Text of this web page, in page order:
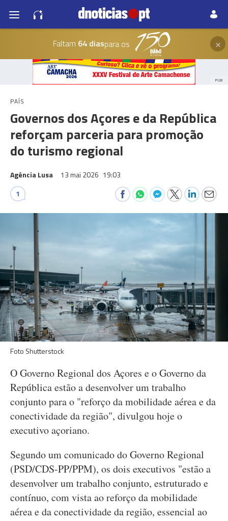
Faltam 64 diaspara os ×
PUB
PAÍS
Governos dos Açores e da República
reforçam parceria para promoção
do turismo regional
Agência Lusa 13 mai 2026 19:03
1
Foto Shutterstock
O Governo Regional dos Açores e o Governo da
República estão a desenvolver um trabalho
conjunto para o "reforço da mobilidade aérea e da
conectividade da região", divulgou hoje o
executivo açoriano.
Segundo um comunicado do Governo Regional
(PSD/CDS-PP/PPM), os dois executivos "estão a
desenvolver um trabalho conjunto, estruturado e
contínuo, com vista ao reforço da mobilidade
aérea e da conectividade da região, essencial ao